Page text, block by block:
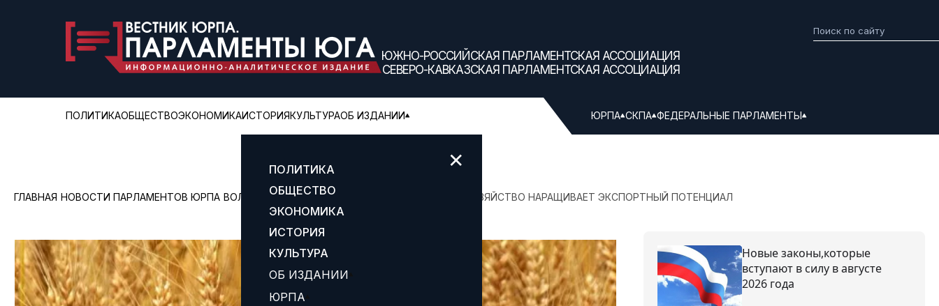
ЮЖНО-РОССИЙСКАЯ ПАРЛАМЕНТСКАЯ АССОЦИАЦИЯ
СЕВЕРО-КАВКАЗСКАЯ ПАРЛАМЕНТСКАЯ АССОЦИАЦИЯ
ПОЛИТИКАОБЩЕСТВОЭКОНОМИКАИСТОРИЯКУЛЬТУРАОБ ИЗДАНИИ ЮРПА СКПА ФЕДЕРАЛЬНЫЕ ПАРЛАМЕНТЫ
✕
ПОЛИТИКА
ОБЩЕСТВО
ЭКОНОМИКА
ИСТОРИЯ
КУЛЬТУРА
ОБ ИЗДАНИИ
ЮРПА
ГЛАВНАЯ НОВОСТИ ПАРЛАМЕНТОВ ЮРПА ВОЛГОГРАДСКАЯ ОБЛАСТНАЯ ДУМА СЕЛЬСКОЕ ХОЗЯЙСТВО НАРАЩИВАЕТ ЭКСПОРТНЫЙ ПОТЕНЦИАЛ
Новые законы,которые
вступают в силу в августе
2026 года